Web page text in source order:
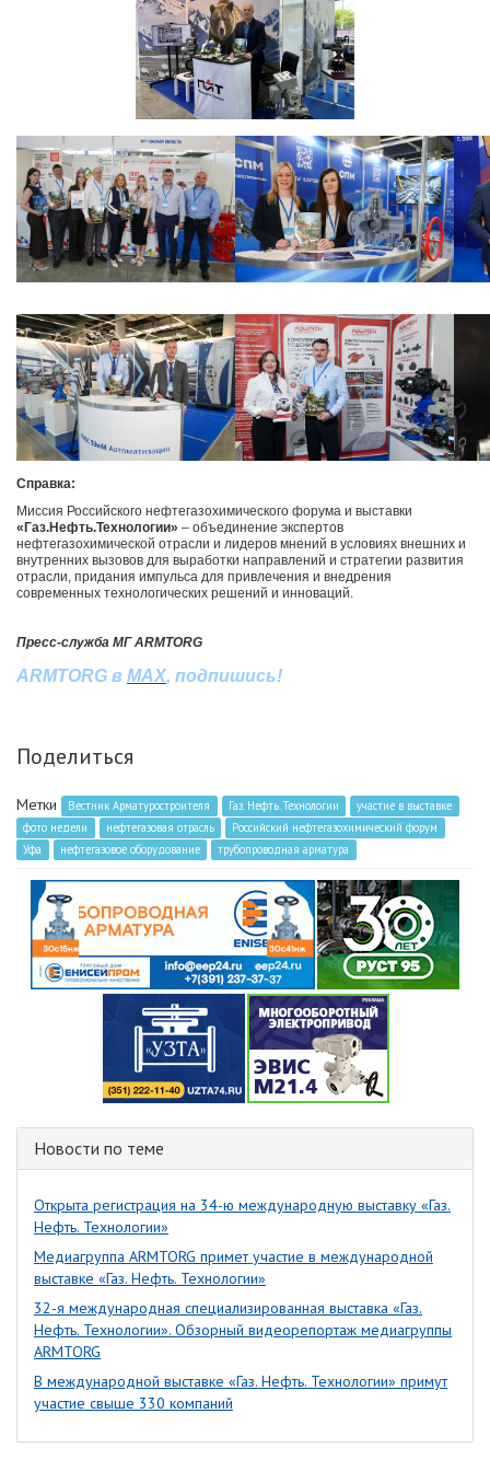
Справка:
Миссия Российского нефтегазохимического форума и выставки
«Газ.Нефть.Технологии» – объединение экспертов
нефтегазохимической отрасли и лидеров мнений в условиях внешних и
внутренних вызовов для выработки направлений и стратегии развития
отрасли, придания импульса для привлечения и внедрения
современных технологических решений и инноваций.
Пресс-служба МГ ARMTORG
ARMTORG в MAX, подпишись!
Поделиться
Метки Вестник Арматуростроителя Газ. Нефть. Технологии
участие в выставке
фото недели
нефтегазовая отрасль
Российский нефтегазохимический форум
Уфа
нефтегазовое оборудование трубопроводная арматура
Новости по теме
Открыта регистрация на 34-ю международную выставку «Газ.
Нефть. Технологии»
Медиагруппа ARMTORG примет участие в международной
выставке «Газ. Нефть. Технологии»
32-я международная специализированная выставка «Газ.
Нефть. Технологии». Обзорный видеорепортаж медиагруппы
ARMTORG
В международной выставке «Газ. Нефть. Технологии» примут
участие свыше 330 компаний